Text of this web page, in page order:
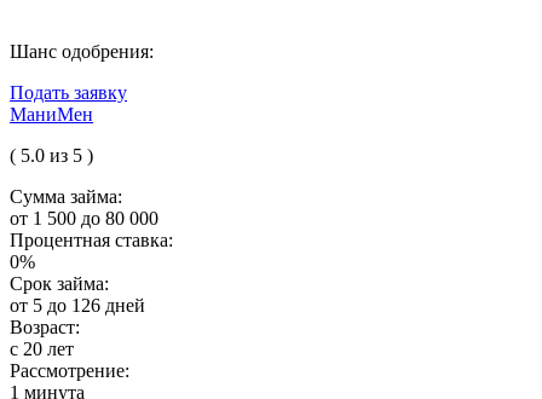
Шанс одобрения:
Подать заявку
МаниМен
( 5.0 из 5 )
Сумма займа:
от 1 500 до 80 000
Процентная ставка:
0%
Срок займа:
от 5 до 126 дней
Возраст:
с 20 лет
Рассмотрение:
1 минута